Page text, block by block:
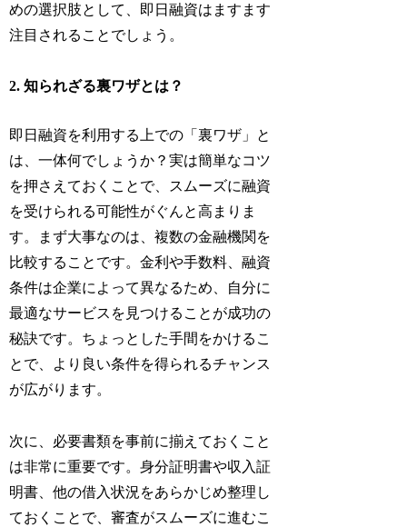
めの選択肢として、即日融資はますます
注目されることでしょう。
2. 知られざる裏ワザとは？
即日融資を利用する上での「裏ワザ」と
は、一体何でしょうか？実は簡単なコツ
を押さえておくことで、スムーズに融資
を受けられる可能性がぐんと高まりま
す。まず大事なのは、複数の金融機関を
比較することです。金利や手数料、融資
条件は企業によって異なるため、自分に
最適なサービスを見つけることが成功の
秘訣です。ちょっとした手間をかけるこ
とで、より良い条件を得られるチャンス
が広がります。
次に、必要書類を事前に揃えておくこと
は非常に重要です。身分証明書や収入証
明書、他の借入状況をあらかじめ整理し
ておくことで、審査がスムーズに進むこ